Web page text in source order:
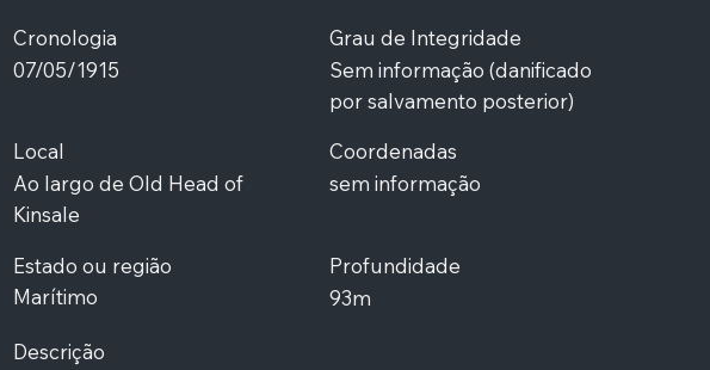
Cronologia
07/05/1915
Local
Ao largo de Old Head of
Kinsale
Estado ou região
Marítimo
Descrição
Grau de Integridade
Sem informação (danificado
por salvamento posterior)
Coordenadas
sem informação
Profundidade
93m